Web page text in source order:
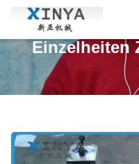
Einzelheiten